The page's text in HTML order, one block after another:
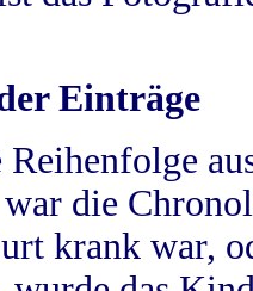
Einträge
die
krank war,